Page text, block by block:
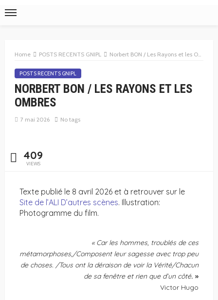
Home POSTS RECENTS GNIPL Norbert BON / Les Rayons et les Ombres
POSTS RECENTS GNIPL
NORBERT BON / LES RAYONS ET LES
OMBRES
7 mai 2026 No tags
409
VIEWS
Texte publié le 8 avril 2026 et à retrouver sur le
Site de l’ALI D’autres scènes. Illustration:
Photogramme du film.
« Car les hommes, troublés de ces
métamorphoses,/Composent leur sagesse avec trop peu
de choses. /Tous ont la déraison de voir la Vérité/Chacun
de sa fenêtre et rien que d’un côté. »
Victor Hugo